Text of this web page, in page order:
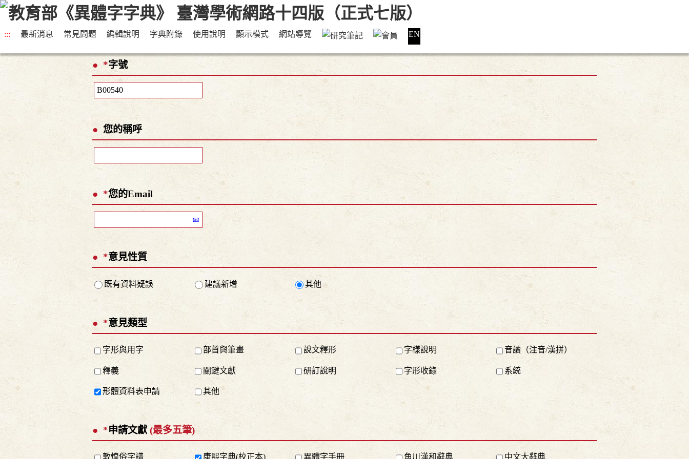
::: 最新消息 常見問題 編輯說明 字典附錄 使用說明 顯示模式 網站導覽 EN
*字號
您的稱呼
*您的Email
*意見性質
既有資料疑誤 建議新增 其他
*意見類型
字形與用字 部首與筆畫 說文釋形 字樣說明 音讀（注音/漢拼）
釋義 關鍵文獻 研訂說明 字形收錄 系統
形體資料表申請 其他
*申請文獻 (最多五筆)
敦煌俗字譜 康熙字典(校正本) 異體字手冊 角川漢和辭典 中文大辭典